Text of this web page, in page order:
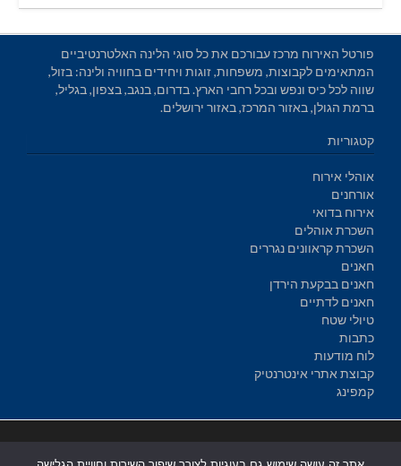
פורטל האירוח מרכז עבורכם את כל סוגי הלינה האלטרנטיביים
המתאימים לקבוצות, משפחות, זוגות ויחידים בחוויה ולינה: בזול,
שווה לכל כיס ונפש ובכל רחבי הארץ. בדרום, בנגב, בצפון, בגליל,
ברמת הגולן, באזור המרכז, באזור ירושלים.
קטגוריות
אוהלי אירוח
אורחנים
אירוח בדואי
השכרת אוהלים
השכרת קראוונים נגררים
חאנים
חאנים בבקעת הירדן
חאנים לדתיים
טיולי שטח
כתבות
לוח מודעות
קבוצת אתרי אינטרנטיק
קמפינג